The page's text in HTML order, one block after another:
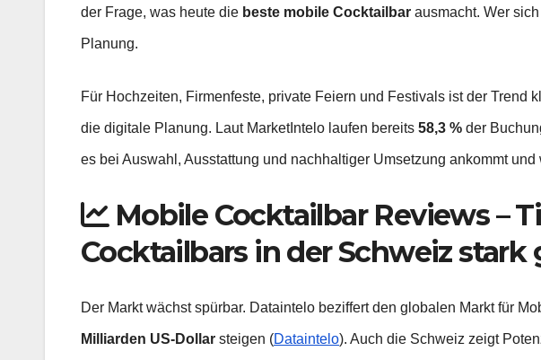
der Frage, was heute die beste mobile Cocktailbar ausmacht. Wer
Planung.
Für Hochzeiten, Firmenfeste, private Feiern und Festivals ist der
die digitale Planung. Laut MarketIntelo laufen bereits 58,3 % der
es bei Auswahl, Ausstattung und nachhaltiger Umsetzung ankommt und
Mobile Cocktailbar Reviews –
Cocktailbars in der Schweiz stark
Der Markt wächst spürbar. Dataintelo beziffert den globalen Markt für
Milliarden US-Dollar steigen (Dataintelo). Auch die Schweiz zeigt